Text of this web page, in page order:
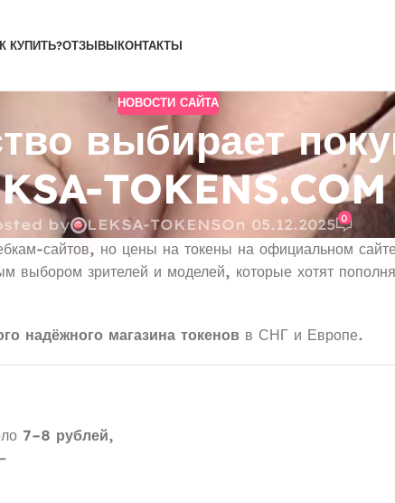
КУПИТЬ?ОТЗЫВЫКОНТАКТЫ
НОВОСТИ САЙТА
выбирает
TOKENS.COM
by LEKSA-TOKENSOn 05.12.2025 0
сайтов, но цены на токены на официальном
выбором зрителей и моделей, которые хотят
надёжного магазина токенов в СНГ и Европе.
7–8 рублей,